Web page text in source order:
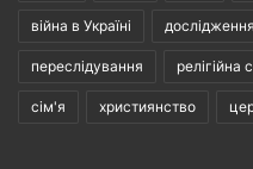
війна в Україні дослідження
переслідування релігійна
сім'я християнство